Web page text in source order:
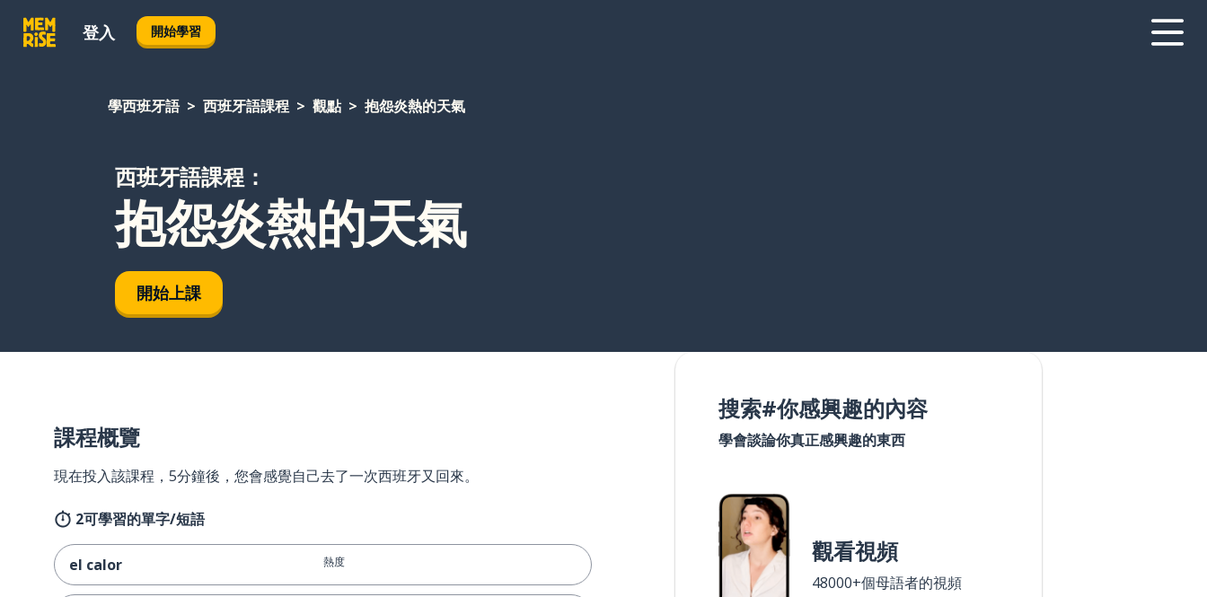
登入 開始學習
學西班牙語 西班牙語課程 觀點 抱怨炎熱的天氣
西班牙語課程：
抱怨炎熱的天氣
開始上課
課程概覽
現在投入該課程，5分鐘後，您會感覺自己去了一次西班牙又回來。
2可學習的單字/短語
el calor 熱度
搜索#你感興趣的內容
學會談論你真正感興趣的東西
觀看視頻
48000+個母語者的視頻